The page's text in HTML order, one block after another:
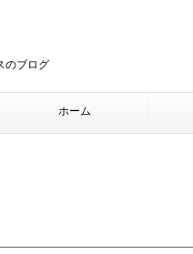
のブログ
ホーム